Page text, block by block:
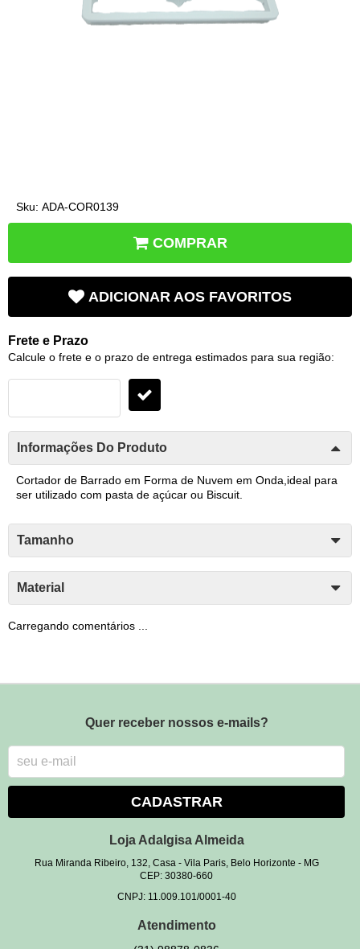
Sku: ADA-COR0139
COMPRAR
ADICIONAR AOS FAVORITOS
Frete e Prazo
Calcule o frete e o prazo de entrega estimados para sua região:
Informações Do Produto
Cortador de Barrado em Forma de Nuvem em Onda,ideal para
ser utilizado com pasta de açúcar ou Biscuit.
Tamanho
Material
Carregando comentários ...
Quer receber nossos e-mails?
CADASTRAR
Loja Adalgisa Almeida
Rua Miranda Ribeiro, 132, Casa- Vila Paris, Belo Horizonte - MG
CEP: 30380-660
CNPJ: 11.009.101/0001-40
Atendimento